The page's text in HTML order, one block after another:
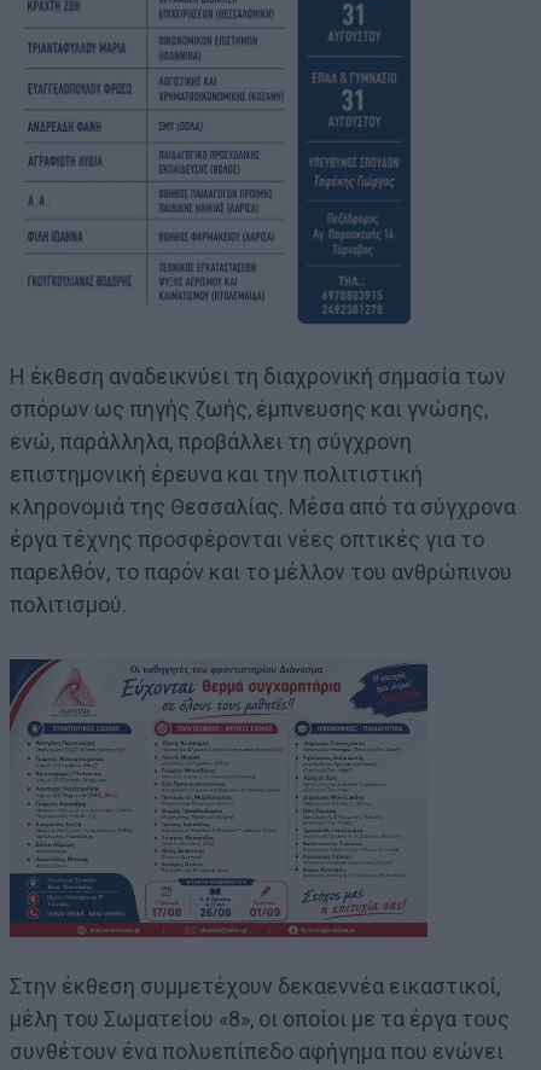
Η έκθεση αναδεικνύει τη διαχρονική σημασία των
σπόρων ως πηγής ζωής, έμπνευσης και γνώσης,
ενώ, παράλληλα, προβάλλει τη σύγχρονη
επιστημονική έρευνα και την πολιτιστική
κληρονομιά της Θεσσαλίας. Μέσα από τα σύγχρονα
έργα τέχνης προσφέρονται νέες οπτικές για το
παρελθόν, το παρόν και το μέλλον του ανθρώπινου
πολιτισμού.
Στην έκθεση συμμετέχουν δεκαεννέα εικαστικοί,
μέλη του Σωματείου «8», οι οποίοι με τα έργα τους
συνθέτουν ένα πολυεπίπεδο αφήγημα που ενώνει